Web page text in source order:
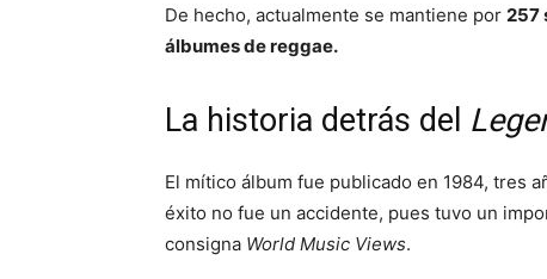
De hecho, actualmente se mantiene por 257
álbumes de reggae.
La historia detrás del
El mítico álbum fue publicado en 1984, tres
éxito no fue un accidente, pues tuvo un
consigna World Music Views.